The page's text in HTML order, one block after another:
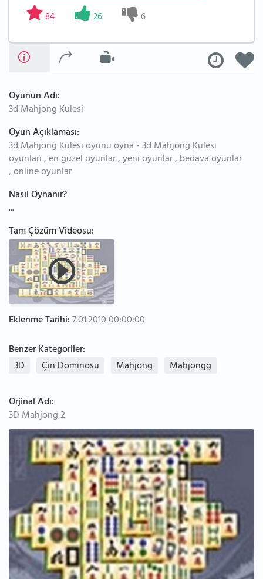
84 26 6
Oyunun Adı:
3d Mahjong Kulesi
Oyun Açıklaması:
3d Mahjong Kulesi oyunu oyna - 3d Mahjong Kulesi
oyunları , en güzel oyunlar , yeni oyunlar , bedava oyunlar
, online oyunlar
Nasıl Oynanır?
...
Tam Çözüm Videosu:
Eklenme Tarihi:7.01.2010 00:00:00
Benzer Kategoriler:
3D
Çin Dominosu Mahjong Mahjongg
Orjinal Adı:
3D Mahjong 2